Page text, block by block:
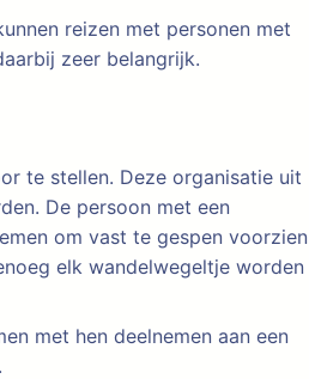
reizen met personen met
zeer belangrijk.
te stellen. Deze organisatie uit
De persoon met een
om vast te gespen voorzien
elk wandelwegeltje worden
met hen deelnemen aan een